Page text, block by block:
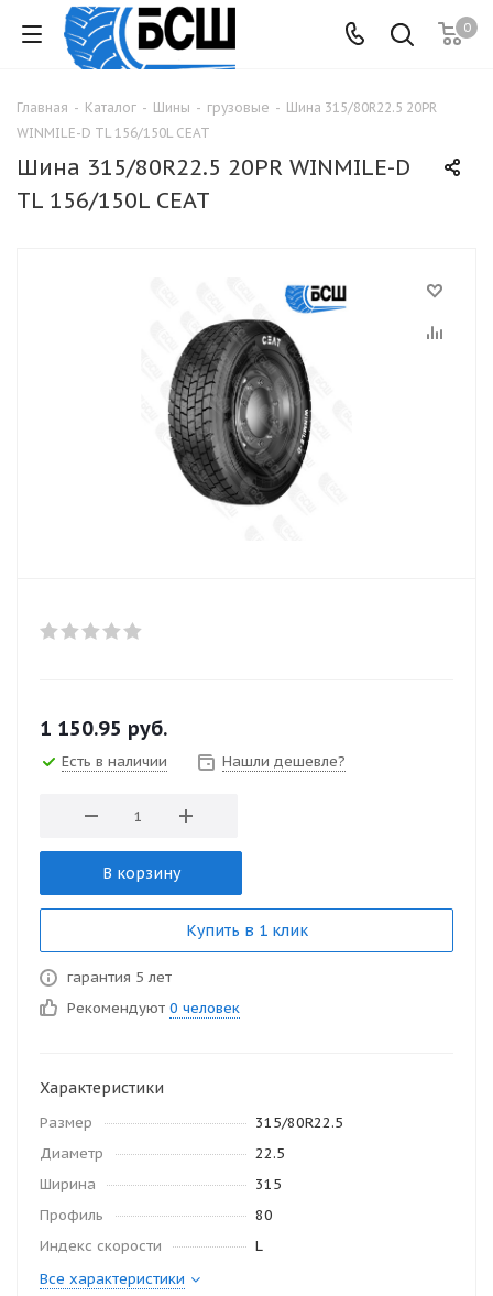
0
Главная - Каталог - Шины - грузовые - Шина 315/80R22.5 20PR
WINMILE-D TL 156/150L CEAT
Шина 315/80R22.5 20PR WINMILE-D
TL 156/150L CEAT
1 150.95 руб.
Есть в наличии Нашли дешевле?
В корзину
Купить в 1 клик
гарантия 5 лет
Рекомендуют 0 человек
Характеристики
Размер
315/80R22.5
Диаметр
22.5
Ширина
315
Профиль
80
Индекс скорости
L
Все характеристики